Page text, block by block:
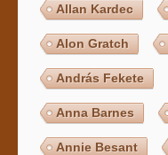
Allan Kardec
Alon Gratch
András Fekete
Anna Barnes
Annie Besant